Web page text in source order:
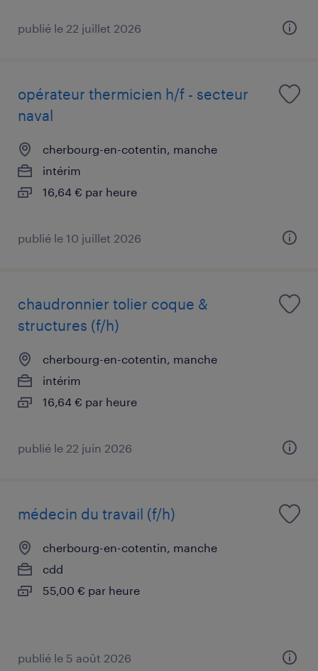
publié le 22 juillet 2026
opérateur thermicien h/f - secteur
naval
cherbourg-en-cotentin, manche
intérim
16,64 € par heure
publié le 10 juillet 2026
chaudronnier tolier coque &
structures (f/h)
cherbourg-en-cotentin, manche
intérim
16,64 € par heure
publié le 22 juin 2026
médecin du travail (f/h)
cherbourg-en-cotentin, manche
cdd
55,00 € par heure
publié le 5 août 2026